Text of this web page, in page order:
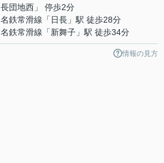
長団地西」 停歩2分
名鉄常滑線 「 日長 」駅 徒歩28分
名鉄常滑線 「新舞子 」駅 徒歩34分
情報の見方